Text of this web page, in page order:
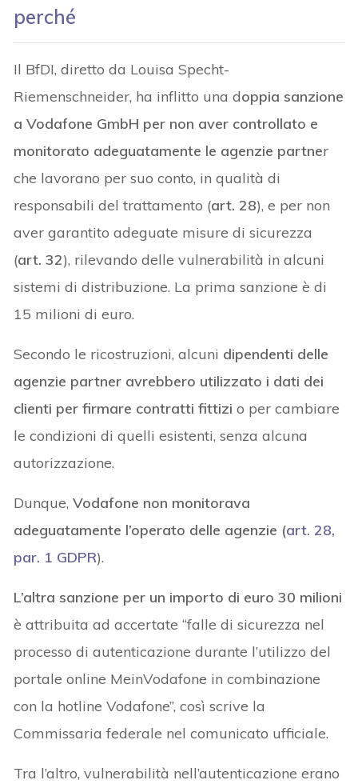
perché
Il BfDI, diretto da Louisa Specht-
Riemenschneider, ha inflitto una doppia sanzione
a Vodafone GmbH per non aver controllato e
monitorato adeguatamente le agenzie partner
che lavorano per suo conto, in qualità di
responsabili del trattamento (art. 28), e per non
aver garantito adeguate misure di sicurezza
(art. 32), rilevando delle vulnerabilità in alcuni
sistemi di distribuzione. La prima sanzione è di
15 milioni di euro.
Secondo le ricostruzioni, alcuni dipendenti delle
agenzie partner avrebbero utilizzato i dati dei
clienti per firmare contratti fittizi o per cambiare
le condizioni di quelli esistenti, senza alcuna
autorizzazione.
Dunque,Vodafone non monitorava
adeguatamente l’operato delle agenzie (art. 28,
par. 1 GDPR).
L’altra sanzione per un importo di euro 30 milioni
è attribuita ad accertate “falle di sicurezza nel
processo di autenticazione durante l’utilizzo del
portale online MeinVodafone in combinazione
con la hotline Vodafone”, così scrive la
Commissaria federale nel comunicato ufficiale.
Tra l’altro, vulnerabilità nell’autenticazione erano